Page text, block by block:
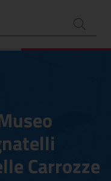
Carrozze